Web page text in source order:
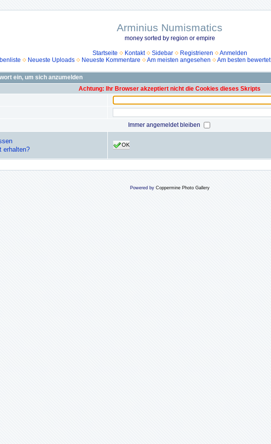
Arminius Numismatics
money sorted by region or empire
Startseite Kontakt Sidebar Registrieren
Anmelden
Neueste Uploads Neueste Kommentare Am meisten angesehen Am besten bewertet
ein, um sich anzumelden
Achtung: Ihr Browser akzeptiert nicht die Cookies dieses Skripts
Immer angemeldet bleiben
erhalten?
OK
Powered by Coppermine Photo Gallery